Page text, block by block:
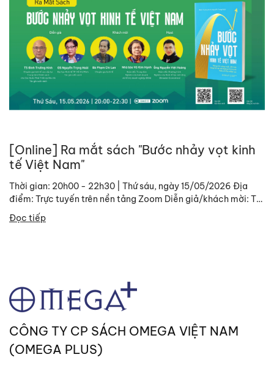
[Online] Ra mắt sách "Bước nhảy vọt kinh
tế Việt Nam"
Thời gian: 20h00 - 22h30 | Thứ sáu, ngày 15/05/2026 Địa
điểm: Trực tuyến trên nền tảng Zoom Diễn giả/khách mời: TS.
Đinh Trường Hinh, Chuyên gia kinh tế cao...
Đọc tiếp
CÔNG TY CP SÁCH OMEGA VIỆT NAM
(OMEGA PLUS)